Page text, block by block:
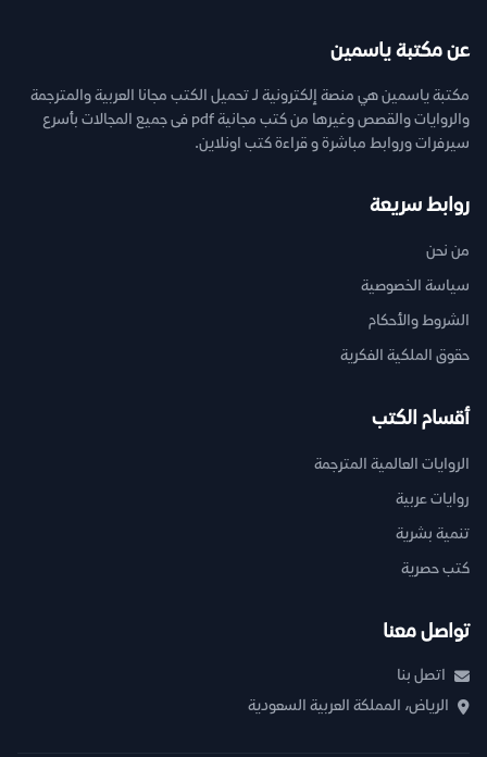
عن مكتبة ياسمين
مكتبة ياسمين هي منصة إلكترونية لـ تحميل الكتب مجانا العربية والمترجمة
والروايات والقصص وغيرها من كتب مجانية pdf فى جميع المجالات بأسرع
سيرفرات وروابط مباشرة و قراءة كتب اونلاين.
روابط سريعة
من نحن
سياسة الخصوصية
الشروط والأحكام
حقوق الملكية الفكرية
أقسام الكتب
الروايات العالمية المترجمة
روايات عربية
تنمية بشرية
كتب حصرية
تواصل معنا
اتصل بنا
الرياض، المملكة العربية السعودية